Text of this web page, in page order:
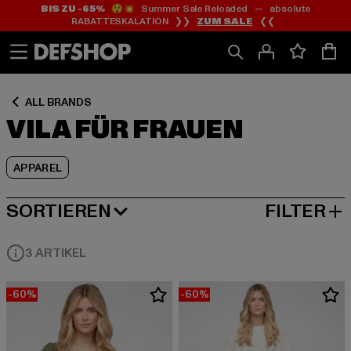
Zum
Inhalt
springen
Zum
Fußzeile
springen
BIS ZU -65%😲💥 Summer Sale Reloaded — absolute
RABATTESKALATION ❯❯ ZUM SALE ❮❮
ALL BRANDS
VILA FÜR FRAUEN
APPAREL
Zum
Produktraster
springen
SORTIEREN
BELIEBTESTE FILTER
3 ARTIKEL
-60% -60%